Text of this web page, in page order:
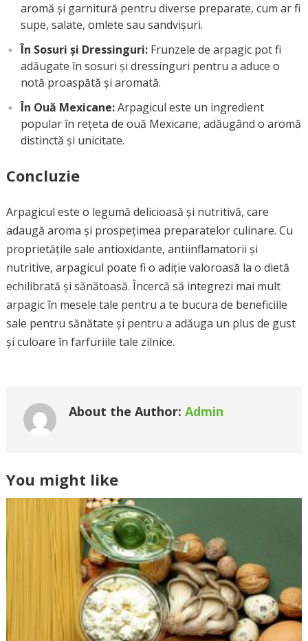
aromă și garnitură pentru diverse preparate, cum ar fi
supe, salate, omlete sau sandvișuri.
În Sosuri și Dressinguri:Frunzele de arpagic pot fi
adăugate în sosuri și dressinguri pentru a aduce o
notă proaspătă și aromată.
În Ouă Mexicane:Arpagicul este un ingredient
popular în rețeta de ouă Mexicane, adăugând o aromă
distinctă și unicitate.
Concluzie
Arpagicul este o legumă delicioasă și nutritivă, care
adaugă aroma și prospețimea preparatelor culinare. Cu
proprietățile sale antioxidante, antiinflamatorii și
nutritive, arpagicul poate fi o adiție valoroasă la o dietă
echilibrată și sănătoasă. Încercă să integrezi mai mult
arpagic în mesele tale pentru a te bucura de beneficiile
sale pentru sănătate și pentru a adăuga un plus de gust
și culoare în farfuriile tale zilnice.
About the Author: Admin
You might like